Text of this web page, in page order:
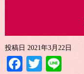
投稿日 2021年3月22日
Facebook
Twitter